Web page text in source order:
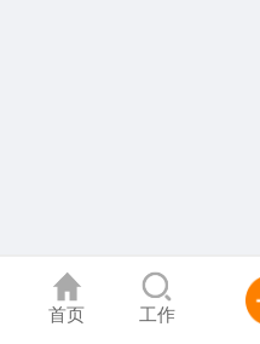
首页 工作